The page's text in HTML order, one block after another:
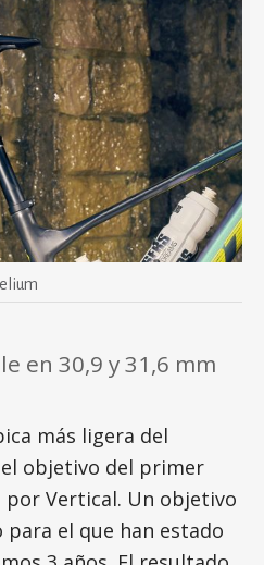
en 30,9 y 31,6 mm
más ligera del
el objetivo del primer
Vertical. Un objetivo
el que han estado